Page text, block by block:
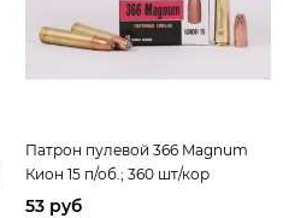
Патрон пулевой 366 Magnum
Кион 15 п/об.; 360 шт/кор
53 руб